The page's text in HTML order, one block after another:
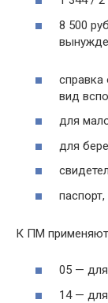
8 500
справка
вид
для
для
К ПМ
05 — для
14 —